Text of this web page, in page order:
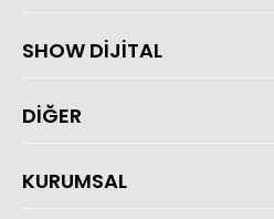
SHOW DİJİTAL
DİĞER
KURUMSAL